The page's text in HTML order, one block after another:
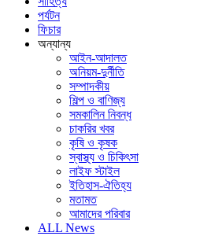
পর্যটন
ফিচার
অন্যান্য
আইন-আদালত
অনিয়ম-দুর্নীতি
সম্পাদকীয়
শিল্প ও বাণিজ্য
সমকালিন নিবন্ধ
চাকরির খবর
কৃষি ও কৃষক
স্বাস্থ্য ও চিকিৎসা
লাইফ স্টাইল
ইতিহাস-ঐতিহ্য
মতামত
আমাদের পরিবার
ALL News